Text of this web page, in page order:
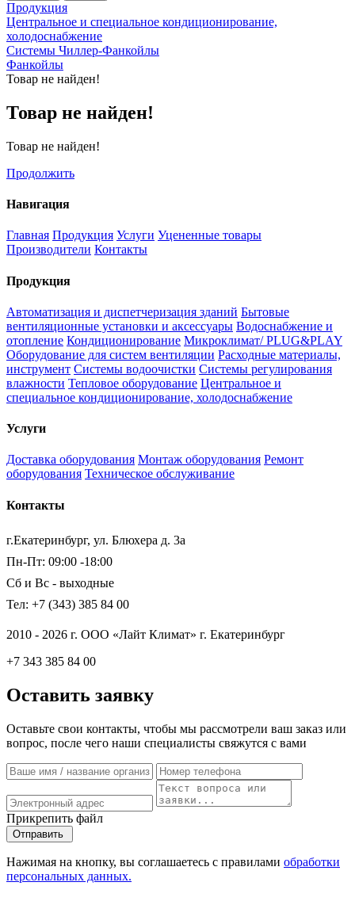
Продукция
Центральное и специальное кондиционирование,
холодоснабжение
Системы Чиллер-Фанкойлы
Фанкойлы
Товар не найден!
Товар не найден!
Товар не найден!
Продолжить
Навигация
Главная Продукция Услуги Уцененные товары
Производители Контакты
Продукция
Автоматизация и диспетчеризация зданий Бытовые
вентиляционные установки и аксессуары Водоснабжение и
отопление Кондиционирование Микроклимат/ PLUG&PLAY
Оборудование для систем вентиляции Расходные материалы,
инструмент Системы водоочистки Системы регулирования
влажности Тепловое оборудование Центральное и
специальное кондиционирование, холодоснабжение
Услуги
Доставка оборудования Монтаж оборудования Ремонт
оборудования Техническое обслуживание
Контакты
г.Екатеринбург, ул. Блюхера д. 3а
Пн-Пт: 09:00 -18:00
Сб и Вс - выходные
Тел: +7 (343) 385 84 00
2010 - 2026 г. ООО «Лайт Климат» г. Екатеринбург
+7 343 385 84 00
Оставить заявку
Оставьте свои контакты, чтобы мы рассмотрели ваш заказ или
вопрос, после чего наши специалисты свяжутся с вами
Прикрепить файл
Отправить
Нажимая на кнопку, вы соглашаетесь с правилами обработки
персональных данных.